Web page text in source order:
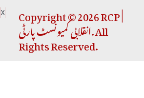
X
Copyright © 2026 RCP |
انقلابی کمیونسٹ پارٹی. All
Rights Reserved.